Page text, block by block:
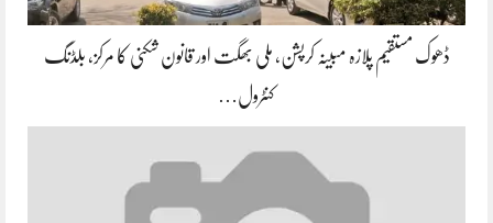
ڈھوک مستقیم پلازہ مبینہ کرپشن، ملی بھگت اور قانون شکنی کا مرکز، بلڈنگ
کنٹرول…